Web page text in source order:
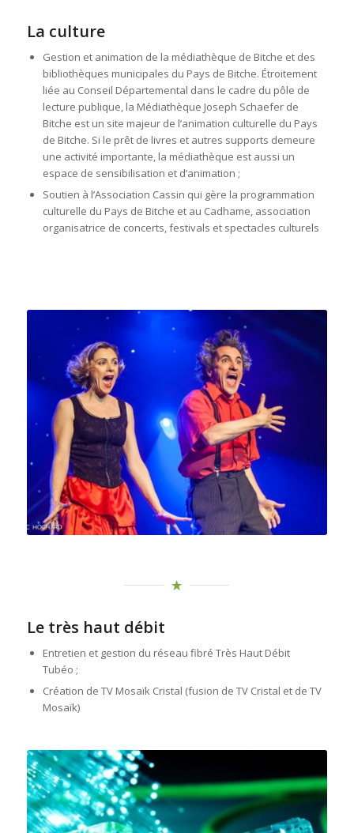
La culture
Gestion et animation de la médiathèque de Bitche et des
bibliothèques municipales du Pays de Bitche. Étroitement
liée au Conseil Départemental dans le cadre du pôle de
lecture publique, la Médiathèque Joseph Schaefer de
Bitche est un site majeur de l’animation culturelle du Pays
de Bitche. Si le prêt de livres et autres supports demeure
une activité importante, la médiathèque est aussi un
espace de sensibilisation et d’animation ;
Soutien à l’Association Cassin qui gère la programmation
culturelle du Pays de Bitche et au Cadhame, association
organisatrice de concerts, festivals et spectacles culturels
Le très haut débit
Entretien et gestion du réseau fibré Très Haut Débit
Tubéo ;
Création de TV Mosaïk Cristal (fusion de TV Cristal et de TV
Mosaïk)